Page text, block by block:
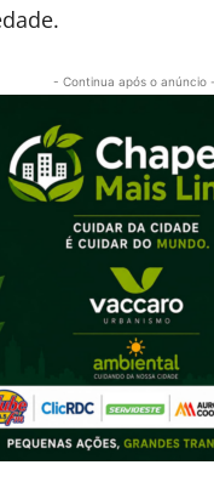
- Continua após o anúncio -